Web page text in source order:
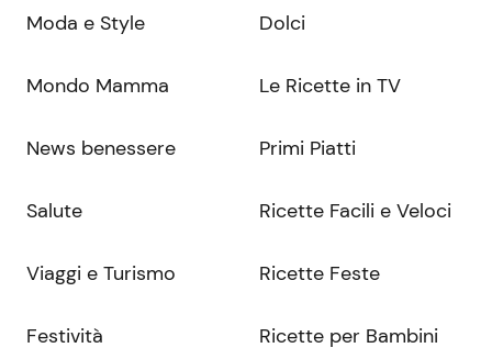
Moda e Style
Mondo Mamma
News benessere
Salute
Viaggi e Turismo
Festività
Dolci
Le Ricette in TV
Primi Piatti
Ricette Facili e Veloci
Ricette Feste
Ricette per Bambini